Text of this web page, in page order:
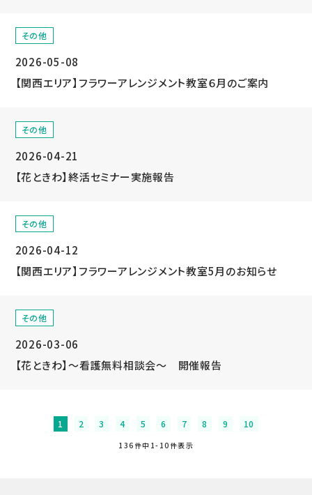
その他
2026-05-08
【関西エリア】フラワーアレンジメント教室６月のご案内
その他
2026-04-21
【花ときわ】終活セミナー実施報告
その他
2026-04-12
【関西エリア】フラワーアレンジメント教室5月のお知らせ
その他
2026-03-06
【花ときわ】～看護無料相談会～ 開催報告
1 2 3 4 5 6 7 8 9 10
136件中1-10件表示